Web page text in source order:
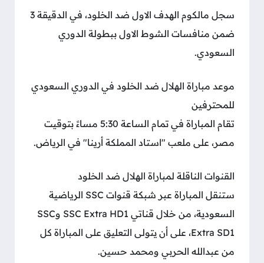
سجل مالكوم الهدف الاول ضد الخلود، في الدقيقة 3
ضمن منافسات الشوط الاول ببطولة الدوري
السعودي.
موعد مباراة الهلال ضد الخلود في الدوري السعودي
للمحترفين
تقام المباراة في تمام الساعة 5:30 مساءً بتوقيت
مصر، على ملعب "استاد المملكة أرينا" في الرياض.
القنوات الناقلة لمباراة الهلال ضد الخلود
ستنقل المباراة عبر شبكة قنوات SSC الرياضية
السعودية، من خلال قناتي SSC Extra HD1 وSSC
Extra SD1، على أن يتولى التعليق على المباراة كل
من عبدالله الحربي ومحمد حسين.